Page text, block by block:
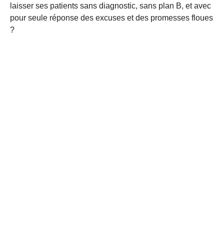
laisser ses patients sans diagnostic, sans plan B, et avec
pour seule réponse des excuses et des promesses floues
?